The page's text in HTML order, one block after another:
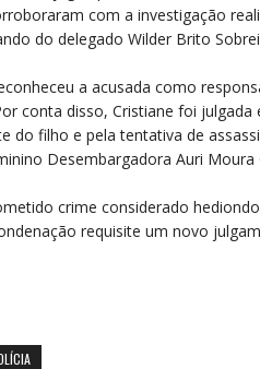
com a investigação
do delegado Wilder Brito
a acusada como
conta disso, Cristiane foi
do filho e pela tentativa de
Desembargadora Auri
crime considerado
requisite um novo